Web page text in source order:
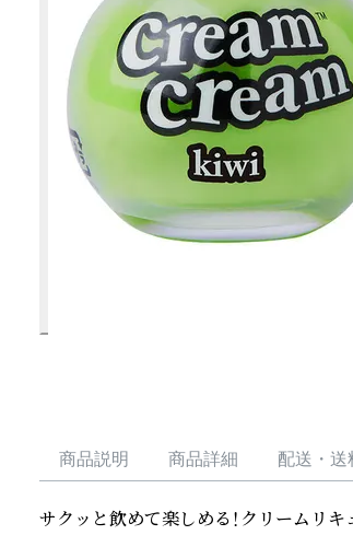
商品説明 商品詳細 配送・送
サクッと飲めて楽しめる！クリームリキ